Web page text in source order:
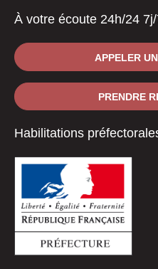
À votre écoute 24h/24
APPELER
PRENDRE
Habilitations